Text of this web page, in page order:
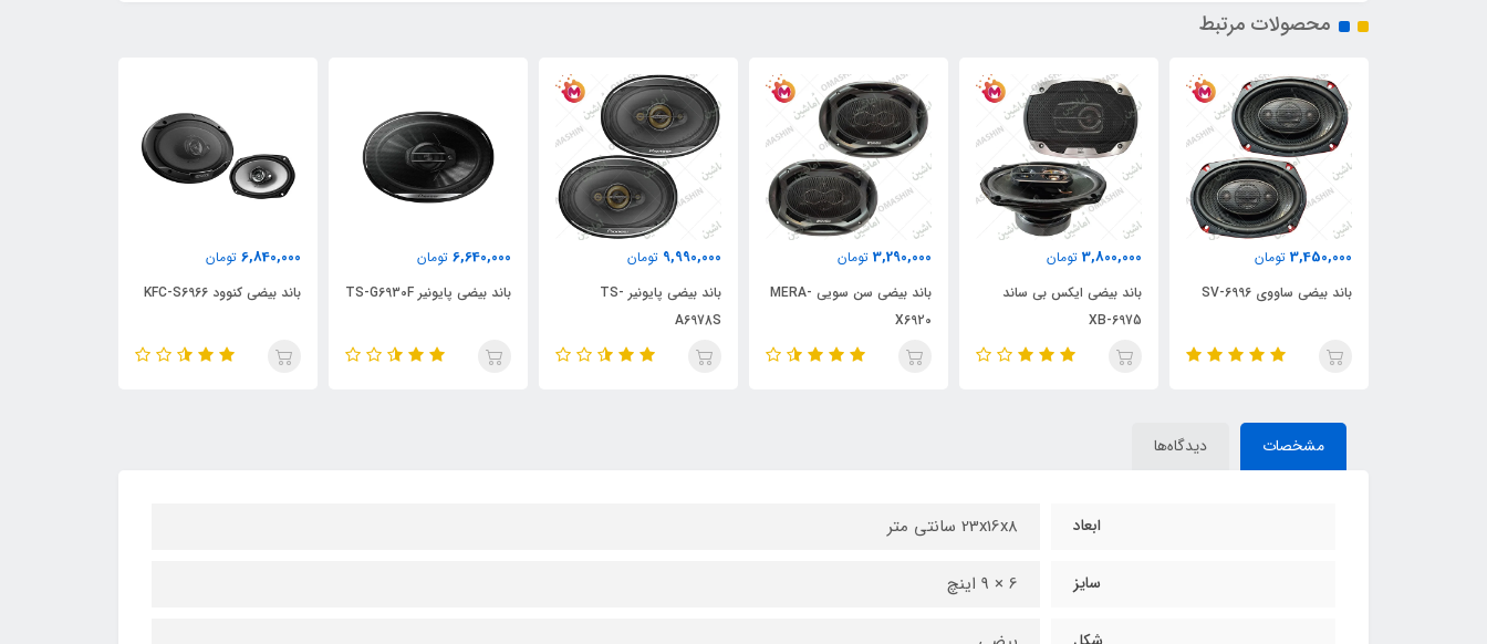
محصولات مرتبط
3,450,000 تومان
باند بیضی ساووی SV-6996
3,800,000 تومان
باند بیضی ایکس بی ساند
XB-6975
3,290,000 تومان
باند بیضی سن سویی MERA-
X6920
9,990,000 تومان
باند بیضی پایونیر TS-
A6978S
6,640,000 تومان
باند بیضی پایونیر TS-G6930F
6,840,000 تومان
باند بیضی کنوود KFC-S6966
مشخصات دیدگاه‌ها
ابعاد 23x16x8 سانتی متر
سایز 6 × 9 اینچ